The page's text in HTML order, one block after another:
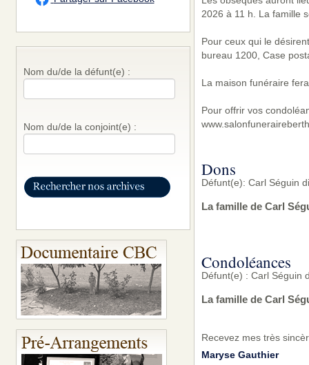
Nom du/de la défunt(e) :
Nom du/de la conjoint(e) :
2026 à 11 h. La famille
Pour ceux qui le
bureau 1200, Case
La maison funéraire
Pour offrir vos
Dons
Défunt(e): Carl Séguin
La famille de Carl
Condoléances
Défunt(e) : Carl Séguin
La famille de Carl
Recevez mes très
Maryse Gauthier